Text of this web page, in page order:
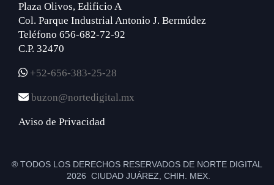
Plaza Olivos, Edificio A
Col. Parque Industrial Antonio J. Bermúdez
Teléfono 656-682-72-92
C.P. 32470
+52-656-383-25-28
buzon@nortedigital.mx
Aviso de Privacidad
® TODOS LOS DERECHOS RESERVADOS DE NORTE DIGITAL
2026 CIUDAD JUÁREZ, CHIH. MEX.